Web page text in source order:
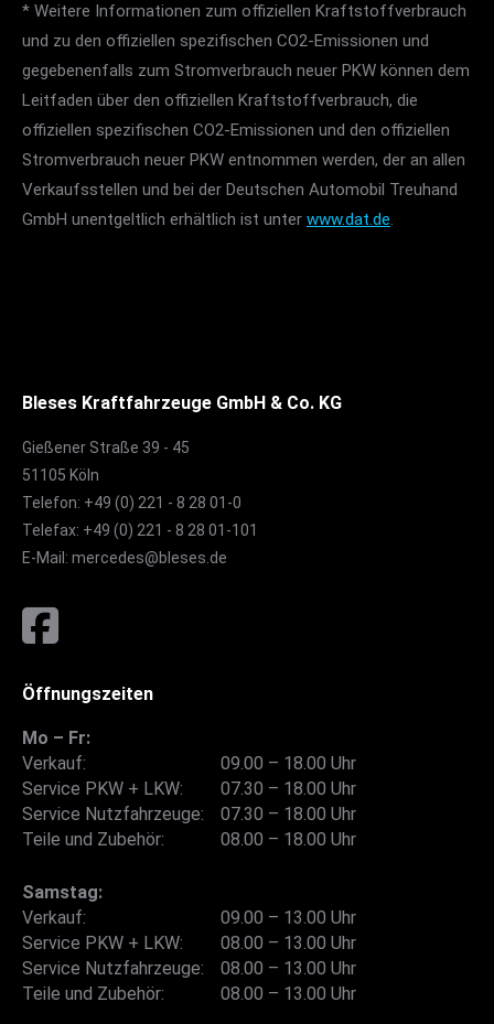
* Weitere Informationen zum offiziellen Kraftstoffverbrauch
und zu den offiziellen spezifischen CO2-Emissionen und
gegebenenfalls zum Stromverbrauch neuer PKW können dem
Leitfaden über den offiziellen Kraftstoffverbrauch, die
offiziellen spezifischen CO2-Emissionen und den offiziellen
Stromverbrauch neuer PKW entnommen werden, der an allen
Verkaufsstellen und bei der Deutschen Automobil Treuhand
GmbH unentgeltlich erhältlich ist unter www.dat.de.
Bleses Kraftfahrzeuge GmbH & Co. KG
Gießener Straße 39 - 45
51105 Köln
Telefon: +49 (0) 221 - 8 28 01-0
Telefax: +49 (0) 221 - 8 28 01-101
E-Mail: mercedes@bleses.de
Öffnungszeiten
Mo – Fr:
Verkauf:
09.00 – 18.00 Uhr
Service PKW + LKW:
07.30 – 18.00 Uhr
Service Nutzfahrzeuge:
07.30 – 18.00 Uhr
Teile und Zubehör:
08.00 – 18.00 Uhr
Samstag:
Verkauf:
09.00 – 13.00 Uhr
Service PKW + LKW:
08.00 – 13.00 Uhr
Service Nutzfahrzeuge:
08.00 – 13.00 Uhr
Teile und Zubehör:
08.00 – 13.00 Uhr